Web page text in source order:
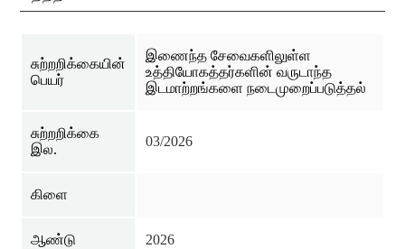
சுற்றறிக்கையின்
பெயர்
இணைந்த சேவைகளிலுள்ள
உத்தியோகத்தர்களின் வருடாந்த
இடமாற்றங்களை நடைமுறைப்படுத்தல்
சுற்றறிக்கை
இல.
03/2026
கிளை
ஆண்டு 2026